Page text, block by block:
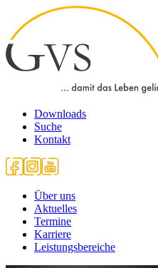
Downloads
Suche
Kontakt
Über uns
Aktuelles
Termine
Karriere
Leistungsbereiche